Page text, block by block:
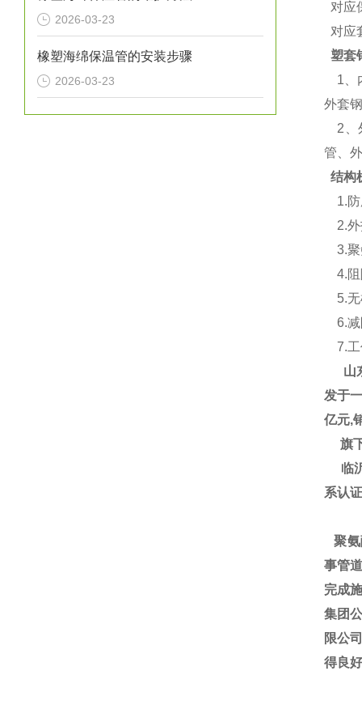
2026-03-23
橡塑海绵保温管的安装步骤
2026-03-23
对应
对应
塑套
1、
外套
2、
管、
结构
1.防
2.外
3.聚
4.阻
5.无
6.减
7.工
山东
发于
亿元,
旗下
临沂
系认
聚氨
事管
完成
集团
限公
得良